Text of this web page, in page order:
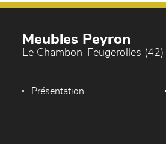
Meubles Peyron
Le Chambon-Feugerolles (42)
Présentation